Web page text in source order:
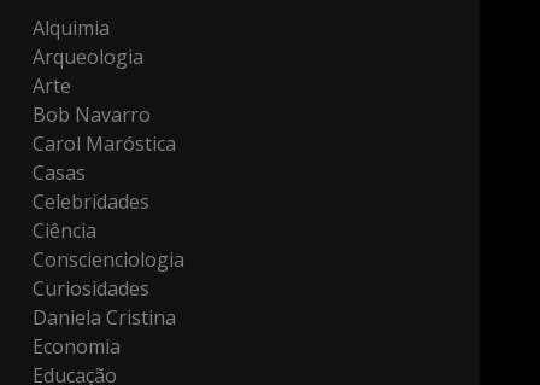
Alquimia
Arqueologia
Arte
Bob Navarro
Carol Maróstica
Casas
Celebridades
Ciência
Conscienciologia
Curiosidades
Daniela Cristina
Economia
Educação